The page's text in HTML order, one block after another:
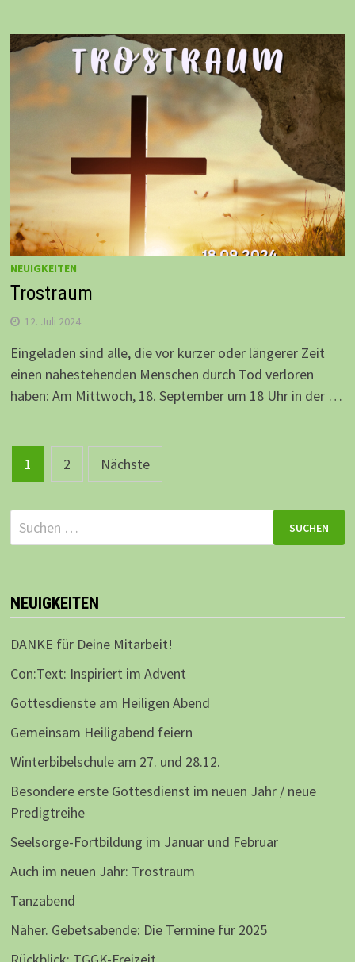
NEUIGKEITEN
Trostraum
12. Juli 2024
Eingeladen sind alle, die vor kurzer oder längerer Zeit
einen nahestehenden Menschen durch Tod verloren
haben: Am Mittwoch, 18. September um 18 Uhr in der …
Beitragsnavigation
1 2 Nächste
Suchen
nach:
NEUIGKEITEN
DANKE für Deine Mitarbeit!
Con:Text: Inspiriert im Advent
Gottesdienste am Heiligen Abend
Gemeinsam Heiligabend feiern
Winterbibelschule am 27. und 28.12.
Besondere erste Gottesdienst im neuen Jahr / neue
Predigtreihe
Seelsorge-Fortbildung im Januar und Februar
Auch im neuen Jahr: Trostraum
Tanzabend
Näher. Gebetsabende: Die Termine für 2025